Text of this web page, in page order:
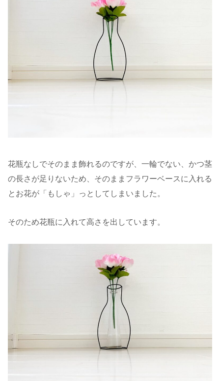
花瓶なしでそのまま飾れるのですが、一輪でない、かつ茎
の長さが足りないため、そのままフラワーベースに入れる
とお花が「もしゃ」っとしてしまいました。
そのため花瓶に入れて高さを出しています。